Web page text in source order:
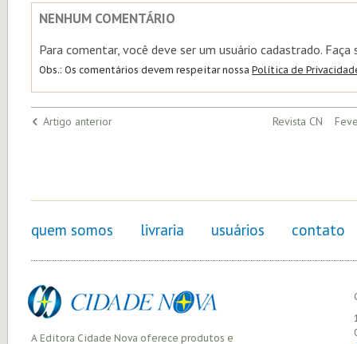
NENHUM COMENTÁRIO
Para comentar, você deve ser um usuário cadastrado. Faça
Obs.: Os comentários devem respeitar nossa Política de
Artigo anterior Revista CN
quem somos livraria usuários contato
A Editora Cidade Nova oferece produtos e